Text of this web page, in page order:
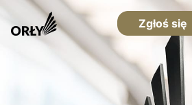
Zgłoś się